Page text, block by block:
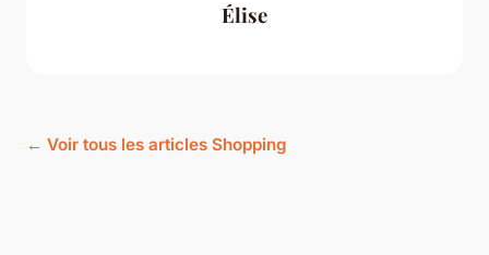
Élise
← Voir tous les articles Shopping